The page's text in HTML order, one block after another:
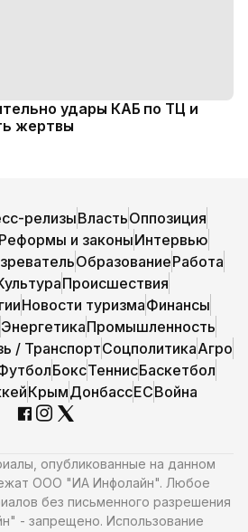
удары КАБ по ТЦ и
жертвы
релизыВластьОппозиция
Реформы и законыИнтервью
ОбразованиеРабота
Происшествия
Новости туризмаФинансы
ЭнергетикаПромышленность
/ ТранспортСоцполитикаАгро
БоксТеннисБаскетбол
КрымДонбассЕСВойна
опубликованные на данном
ООО "ИА Инфолайн". Любое
без письменного разрешения
- запрещено. Использование